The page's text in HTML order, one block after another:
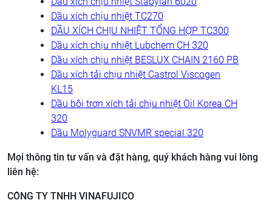
Dầu xích chịu nhiệt TC270
DẦU XÍCH CHỊU NHIỆT TỔNG HỢP TC300
Dầu xích chịu nhiệt Lubchem CH 320
Dầu xích chịu nhiệt BESLUX CHAIN 2160 PB
Dầu xích tải chịu nhiệt Castrol Viscogen
KL15
Dầu bôi trơn xích tải chịu nhiệt Oil Korea CH
320
Dầu Molyguard SNVMR special 320
Mọi thông tin tư vấn và đặt hàng, quý khách hàng vui lòng
liên hệ:
CÔNG TY TNHH VINAFUJICO